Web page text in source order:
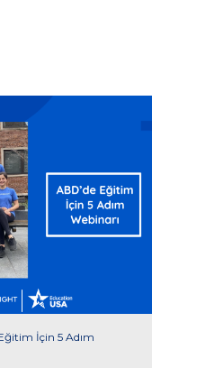
İçin 5 Adım